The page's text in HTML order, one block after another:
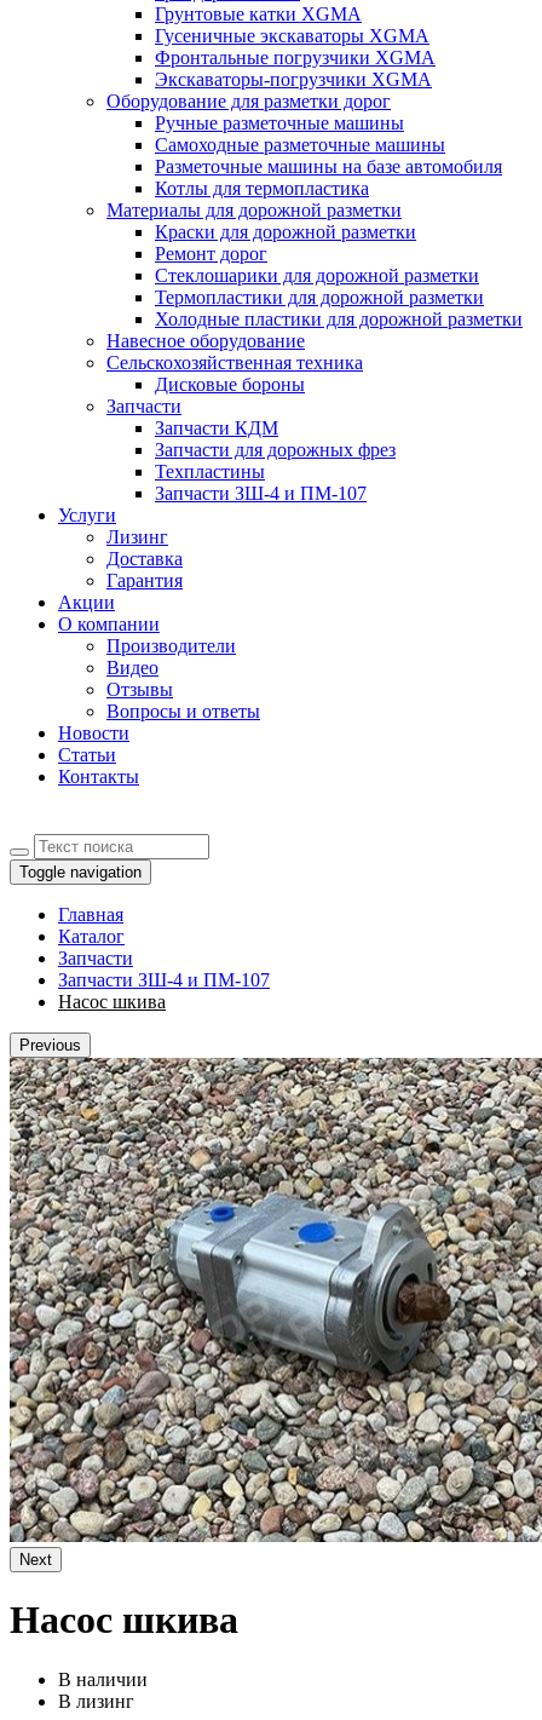
Грунтовые катки XGMA
Гусеничные экскаваторы XGMA
Фронтальные погрузчики XGMA
Экскаваторы-погрузчики XGMA
Оборудование для разметки дорог
Ручные разметочные машины
Самоходные разметочные машины
Разметочные машины на базе автомобиля
Котлы для термопластика
Материалы для дорожной разметки
Краски для дорожной разметки
Ремонт дорог
Стеклошарики для дорожной разметки
Термопластики для дорожной разметки
Холодные пластики для дорожной разметки
Навесное оборудование
Сельскохозяйственная техника
Дисковые бороны
Запчасти
Запчасти КДМ
Запчасти для дорожных фрез
Техпластины
Запчасти ЗШ-4 и ПМ-107
Услуги
Лизинг
Доставка
Гарантия
Акции
О компании
Производители
Видео
Отзывы
Вопросы и ответы
Новости
Статьи
Контакты
Toggle navigation
Главная
Каталог
Запчасти
Запчасти ЗШ-4 и ПМ-107
Насос шкива
Previous
Next
Насос шкива
В наличии
В лизинг